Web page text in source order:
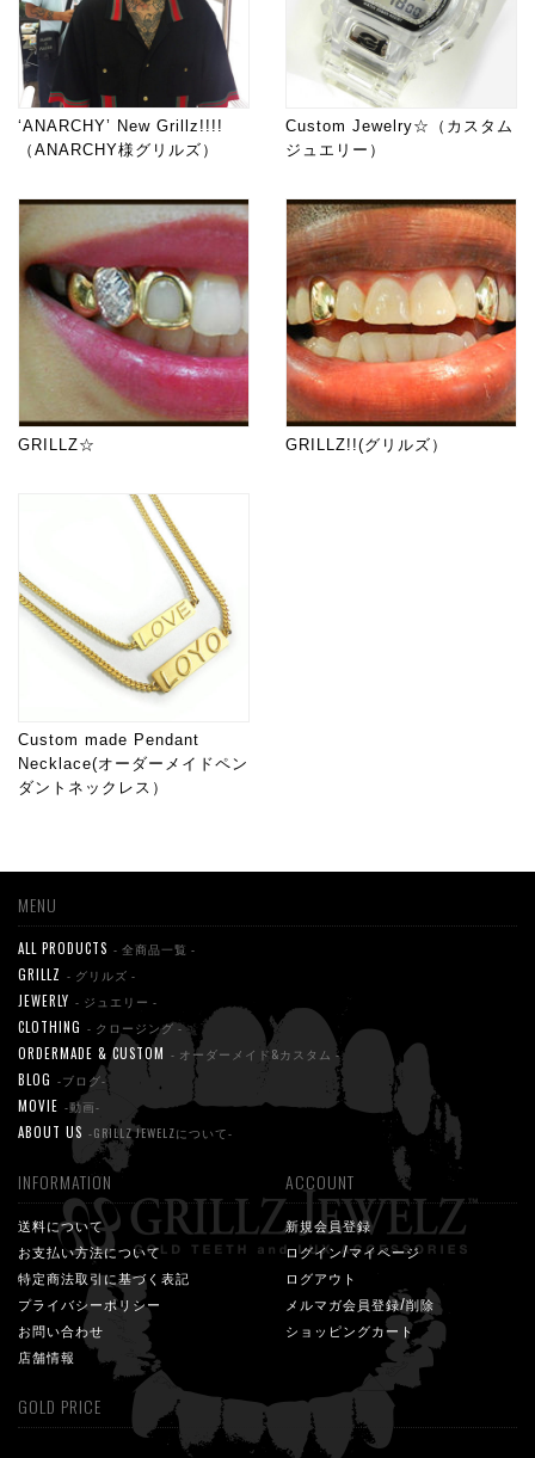
‘ANARCHY’ New Grillz!!!!
（ANARCHY様グリルズ）
Custom Jewelry☆（カスタム
ジュエリー）
GRILLZ☆ GRILLZ!!(グリルズ）
Custom made Pendant
Necklace(オーダーメイドペン
ダントネックレス）
MENU
ALL PRODUCTS - 全商品一覧 -
GRILLZ - グリルズ -
JEWERLY - ジュエリー -
CLOTHING - クロージング -
ORDERMADE & CUSTOM - オーダーメイド&カスタム -
BLOG -ブログ-
MOVIE -動画-
ABOUT US -GRILLZ JEWELZについて-
INFORMATION
送料について
お支払い方法について
特定商法取引に基づく表記
プライバシーポリシー
お問い合わせ
店舗情報
ACCOUNT
新規会員登録
ログイン/マイページ
ログアウト
メルマガ会員登録/削除
ショッピングカート
GOLD PRICE